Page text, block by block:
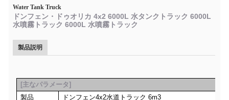
Water Tank Truck
ドンフェン・ドゥオリカ 4x2 6000L 水タンクトラック 6000L
水噴霧トラック 6000L 水噴霧トラック
製品説明
[主なパラメータ]
製品
ドンフェン4x2水道トラック 6m3